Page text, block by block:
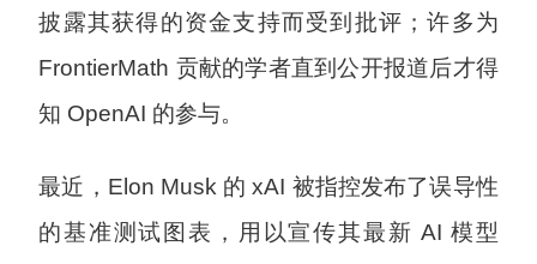
披露其获得的资金支持而受到批评；许多为
FrontierMath 贡献的学者直到公开报道后才得
知 OpenAI 的参与。
最近，Elon Musk 的 xAI 被指控发布了误导性
的基准测试图表，用以宣传其最新 AI 模型